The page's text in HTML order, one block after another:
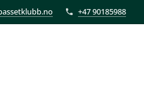
+47 90185988